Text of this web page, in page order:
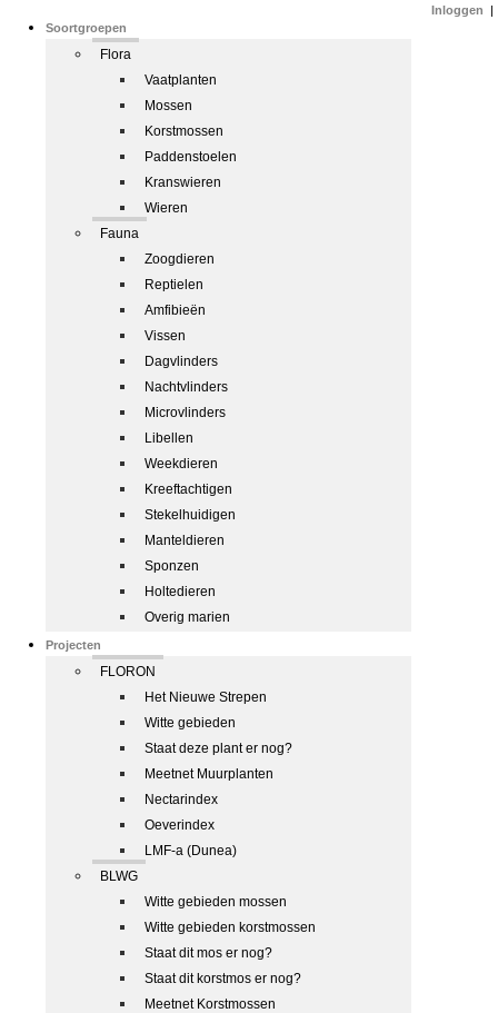
Soortgroepen
Flora
Vaatplanten
Mossen
Korstmossen
Paddenstoelen
Kranswieren
Wieren
Fauna
Zoogdieren
Reptielen
Amfibieën
Vissen
Dagvlinders
Nachtvlinders
Microvlinders
Libellen
Weekdieren
Kreeftachtigen
Stekelhuidigen
Manteldieren
Sponzen
Holtedieren
Overig marien
Projecten
FLORON
Het Nieuwe Strepen
Witte gebieden
Staat deze plant er nog?
Meetnet Muurplanten
Nectarindex
Oeverindex
LMF-a (Dunea)
BLWG
Witte gebieden mossen
Witte gebieden korstmossen
Staat dit mos er nog?
Staat dit korstmos er nog?
Meetnet Korstmossen
Inloggen |